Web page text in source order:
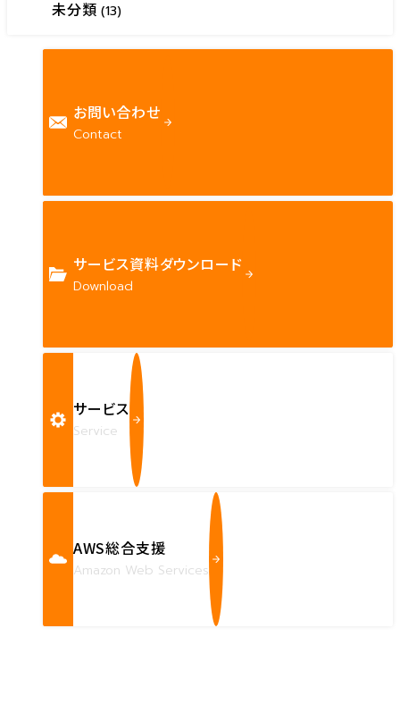
未分類(13)
お問い合わせ
Contact
サービス資料ダウンロード
Download
サービス
Service
AWS総合支援
Amazon Web Services